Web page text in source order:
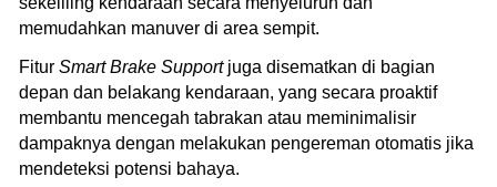
memudahkan manuver di area sempit.
Fitur Smart Brake Supportjuga disematkan di bagian
depan dan belakang kendaraan, yang secara proaktif
membantu mencegah tabrakan atau meminimalisir
dampaknya dengan melakukan pengereman otomatis jika
mendeteksi potensi bahaya.